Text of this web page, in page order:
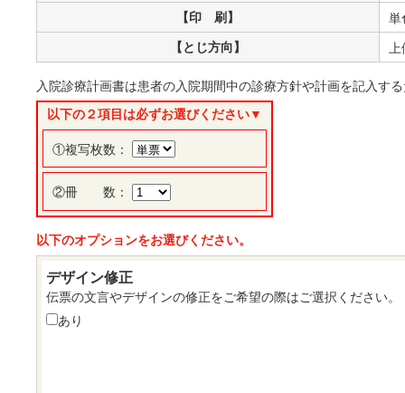
【印 刷】 単
【とじ方向】 上
入院診療計画書は患者の入院期間中の診療方針や計画を記入す
以下の２項目は必ずお選びください▼
①複写枚数：
②冊 数：
以下のオプションをお選びください。
デザイン修正
伝票の文言やデザインの修正をご希望の際はご選択ください。
あり